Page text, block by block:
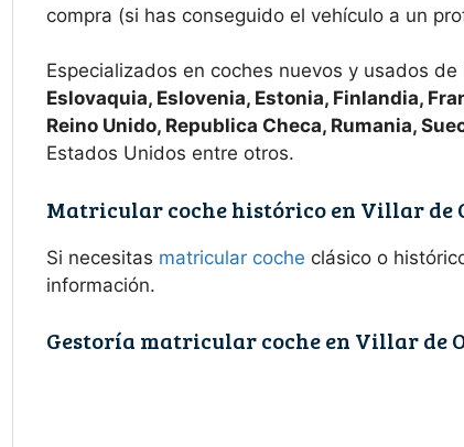
compra (si has conseguido el vehículo a un
Especializados en coches nuevos y usados
Eslovaquia, Eslovenia, Estonia, Finlandia,
Reino Unido, Republica Checa, Rumania,
Estados Unidos entre otros.
Matricular coche histórico en Villar de
Si necesitas matricular coche clásico o
información.
Gestoría matricular coche en Villar de